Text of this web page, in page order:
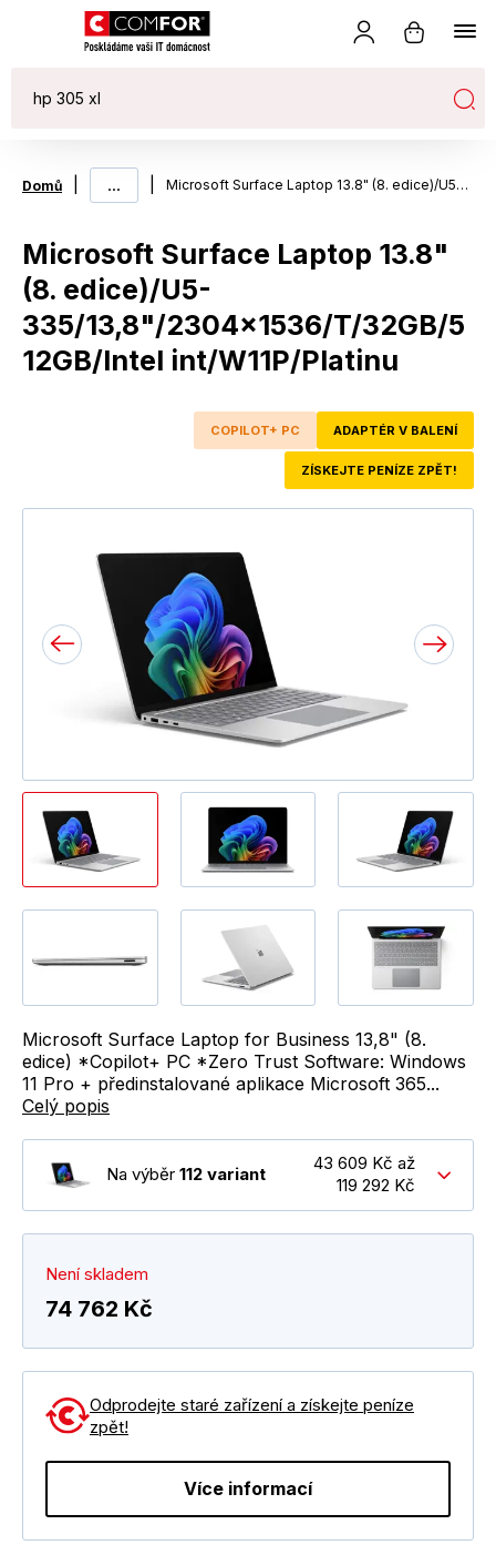
Domů ... Microsoft Surface Laptop 13.8" (8. edice)/U5-335/13,8"/2304x1536/T/32GB/512GB/Intel int/W11P/Platinu
Microsoft Surface Laptop 13.8"
(8. edice)/U5-
335/13,8"/2304x1536/T/32GB/5
12GB/Intel int/W11P/Platinu
COPILOT+ PC ADAPTÉR V BALENÍ
ZÍSKEJTE PENÍZE ZPĚT!
Microsoft Surface Laptop for Business 13,8" (8.
edice) *Copilot+ PC *Zero Trust Software: Windows
11 Pro + předinstalované aplikace Microsoft 365...
Celý popis
Na výběr 112 variant
43 609 Kč až
119 292 Kč
Není skladem
74 762 Kč
Odprodejte staré zařízení a získejte peníze
zpět!
Více informací